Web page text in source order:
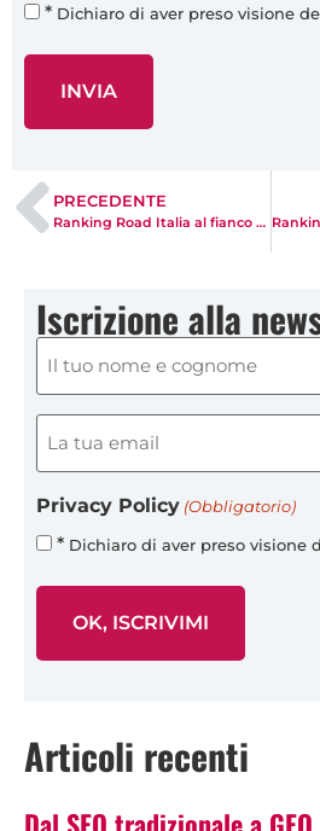
* Dichiaro di aver preso visione
PRECEDENTE
Ranking Road Italia al fianco degli ascensoristi
Iscrizione alla
Nome
(obbligatorio)
(Obbligatorio)
Email
(obbligatorio)
Privacy Policy (Obbligatorio)
* Dichiaro di aver preso visione
Articoli recenti
Dal SEO tradizionale a